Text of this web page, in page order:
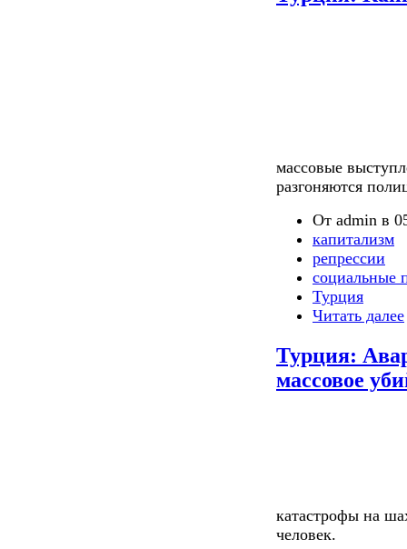
массовые
разгоняются
От admin в
капитализм
репрессии
социальные
Турция
Читать далее
Турция:
массовое
катастрофы на
человек.